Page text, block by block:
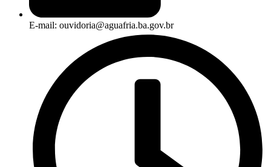
E-mail: ouvidoria@aguafria.ba.gov.br